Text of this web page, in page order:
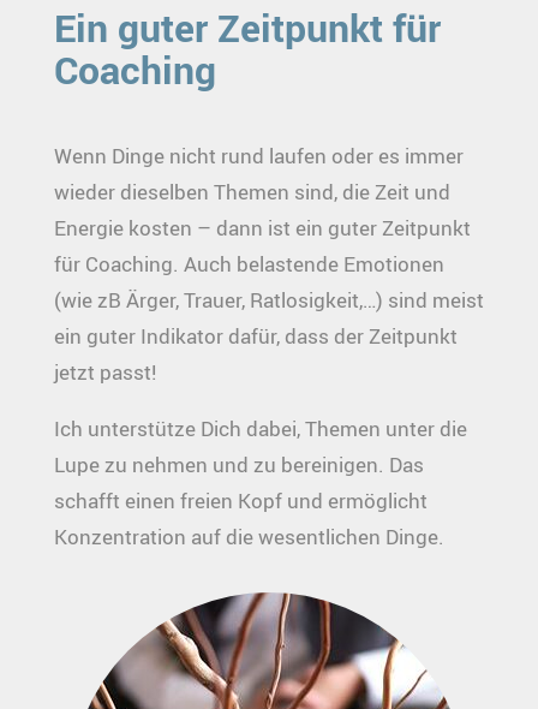
Ein guter Zeitpunkt für
Coaching
Wenn Dinge nicht rund laufen oder es immer
wieder dieselben Themen sind, die Zeit und
Energie kosten – dann ist ein guter Zeitpunkt
für Coaching. Auch belastende Emotionen
(wie zB Ärger, Trauer, Ratlosigkeit,…) sind meist
ein guter Indikator dafür, dass der Zeitpunkt
jetzt passt!
Ich unterstütze Dich dabei, Themen unter die
Lupe zu nehmen und zu bereinigen. Das
schafft einen freien Kopf und ermöglicht
Konzentration auf die wesentlichen Dinge.